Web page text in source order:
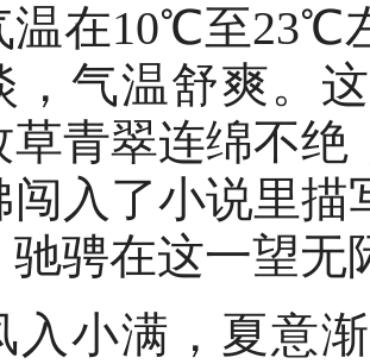
温在10℃至23℃
，气温舒爽。
草青翠连绵不绝
闯入了小说里
驰骋在这一望无
满，夏意渐